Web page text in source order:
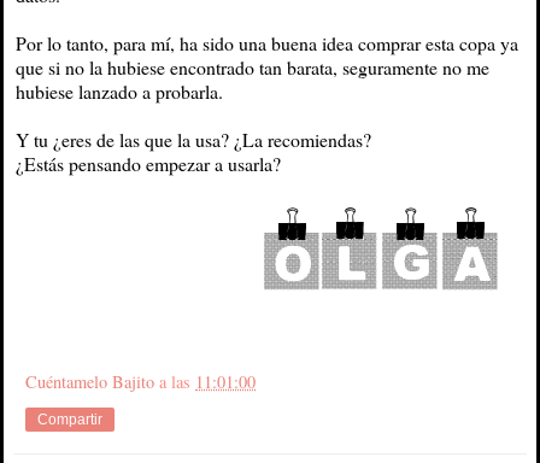
Por lo tanto, para mí, ha sido una buena idea comprar esta copa ya
que si no la hubiese encontrado tan barata, seguramente no me
hubiese lanzado a probarla.
Y tu ¿eres de las que la usa? ¿La recomiendas?
¿Estás pensando empezar a usarla?
Cuéntamelo Bajito a las 11:01:00
Compartir